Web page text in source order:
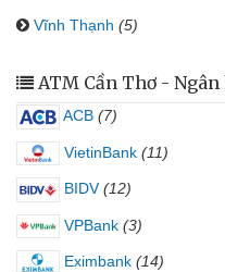
Vĩnh Thạnh (5)
ATM Cần Thơ - Ngân
ACB (7)
VietinBank (11)
BIDV (12)
VPBank (3)
Eximbank (14)